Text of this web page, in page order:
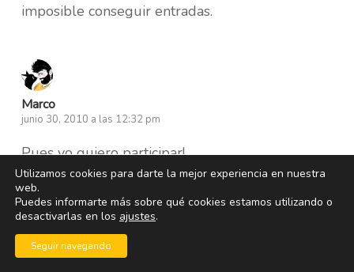
imposible conseguir entradas.
Marco
junio 30, 2010 a las 12:32 pm
Pues yo quiero participar!
leila
junio 30, 2010 a las 12:58 pm
Utilizamos cookies para darte la mejor experiencia en nuestra
web.
Puedes informarte más sobre qué cookies estamos utilizando o
desactivarlas en los ajustes.
Seguir navegando